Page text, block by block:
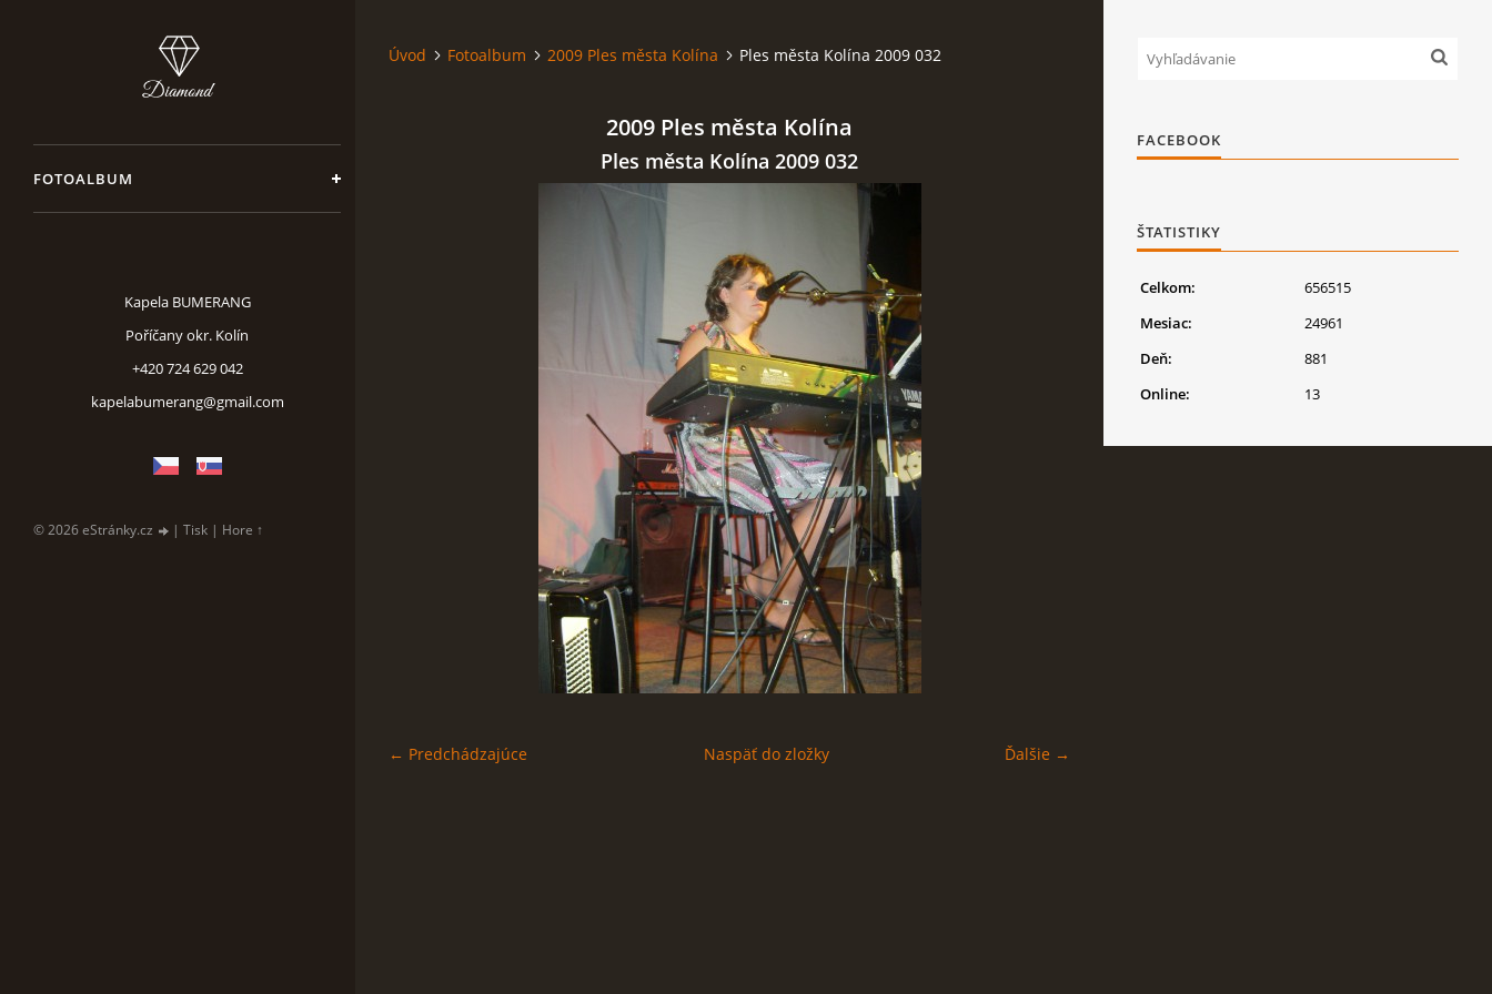
FOTOALBUM
Kapela BUMERANG
Poříčany okr. Kolín
+420 724 629 042
kapelabumerang@gmail.com
© 2026 eStránky.cz | Tisk | Hore ↑
Úvod Fotoalbum 2009 Ples města Kolína Ples města Kolína 2009 032
2009 Ples města Kolína
Ples města Kolína 2009 032
← Predchádzajúce Ďalšie →
Naspäť do zložky
FACEBOOK
ŠTATISTIKY
Online: 13
Celkom:
656515
Mesiac:
24961
Deň:
881